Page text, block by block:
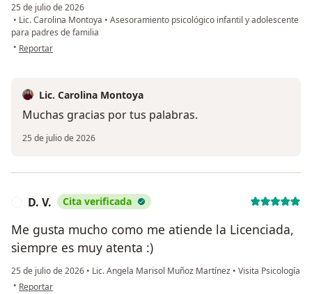
25 de julio de 2026
• Lic. Carolina Montoya • Asesoramiento psicológico infantil y adolescente
para padres de familia
• en opinión del usuario H.L
Reportar
Lic. Carolina Montoya
Muchas gracias por tus palabras.
25 de julio de 2026
D. V. Cita verificada
Me gusta mucho como me atiende la Licenciada,
siempre es muy atenta :)
25 de julio de 2026 • Lic. Angela Marisol Muñoz Martínez • Visita Psicología
• en opinión del usuario D. V.
Reportar